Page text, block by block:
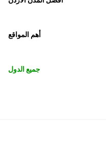
أهم المواقع
جميع الدول